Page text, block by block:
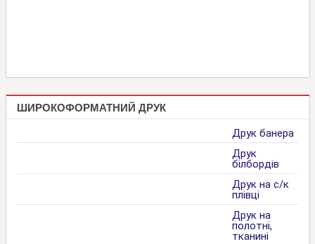
ШИРОКОФОРМАТНИЙ ДРУК
Друк банера
Друк
білбордів
Друк на с/к
плівці
Друк на
полотні,
тканині